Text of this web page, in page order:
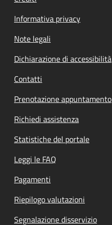
Informativa privacy
Note legali
Dichiarazione di accessibilità
Contatti
Prenotazione appuntamento
Richiedi assistenza
Statistiche del portale
Leggi le FAQ
Pagamenti
Riepilogo valutazioni
Segnalazione disservizio